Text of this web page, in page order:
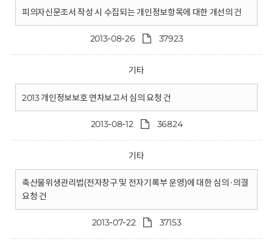
피의자신문조서 작성 시 수집되는 개인정보항목에 대한 개선의 건
2013-08-26 37923
기타
2013 개인정보보호 연차보고서 심의 요청 건
2013-08-12 36824
기타
축산물위생관리법(전자창구 및 전자기록부 운영)에 대한 심의·의결
요청 건
2013-07-22 37153